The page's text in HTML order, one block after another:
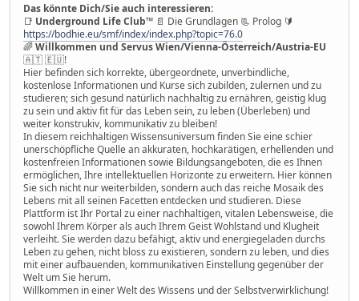
Das könnte Dich/Sie auch interessieren:
📑 Underground Life Club™ 📄 Die Grundlagen 📃 Prolog 🔰
https://bodhie.eu/smf/index/index.php?topic=76.0
🌈Willkommen und Servus Wien/Vienna-Österreich/Austria-EU
🇦🇹 🇪🇺!
Hier befinden sich korrekte, übergeordnete, unverbindliche,
kostenlose Informationen und Kurse sich zubilden, zulernen und zu
studieren; sich gesund natürlich nachhaltig zu ernähren, geistig klug
zu sein und aktiv fit für das Leben sein, zu leben (Überleben) und
weiter konstrukiv, kommunikativ zu bleiben!
In diesem reichhaltigen Wissensuniversum finden Sie eine schier
unerschöpfliche Quelle an akkuraten, hochkarätigen, erhellenden und
kostenfreien Informationen sowie Bildungsangeboten, die es Ihnen
ermöglichen, Ihre intellektuellen Horizonte zu erweitern. Hier können
Sie sich nicht nur weiterbilden, sondern auch das reiche Mosaik des
Lebens mit all seinen Facetten entdecken und studieren. Diese
Plattform ist Ihr Portal zu einer nachhaltigen, vitalen Lebensweise, die
sowohl Ihrem Körper als auch Ihrem Geist Wohlstand und Klugheit
verleiht. Sie werden dazu befähigt, aktiv und energiegeladen durchs
Leben zu gehen, nicht bloss zu existieren, sondern zu leben, und dies
mit einer aufbauenden, kommunikativen Einstellung gegenüber der
Welt um Sie herum.
Willkommen in einer Welt des Wissens und der Selbstverwirklichung!